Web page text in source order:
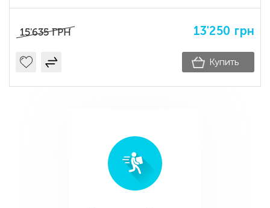
15'635 ГРН 13'250 грн
Купить